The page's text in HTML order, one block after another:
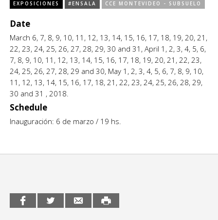
Espacio itinerante de lectura infantil
Exposiciones
Formación
Género y Diversidad
Infantil y Juvenil
Letras
Medio Ambiente
EXPOSICIONES #ENSALA CCE MONTEVIDEO - SUBSUELO
Date
March 6, 7, 8, 9, 10, 11, 12, 13, 14, 15, 16, 17, 18, 19, 20, 21,
22, 23, 24, 25, 26, 27, 28, 29, 30 and 31, April 1, 2, 3, 4, 5, 6,
7, 8, 9, 10, 11, 12, 13, 14, 15, 16, 17, 18, 19, 20, 21, 22, 23,
24, 25, 26, 27, 28, 29 and 30, May 1, 2, 3, 4, 5, 6, 7, 8, 9, 10,
11, 12, 13, 14, 15, 16, 17, 18, 21, 22, 23, 24, 25, 26, 28, 29,
30 and 31 , 2018.
Schedule
Inauguración: 6 de marzo / 19 hs.